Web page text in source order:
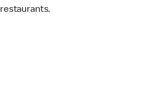
restaurants.